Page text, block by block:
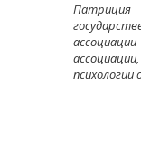
Патриция
ассоциации